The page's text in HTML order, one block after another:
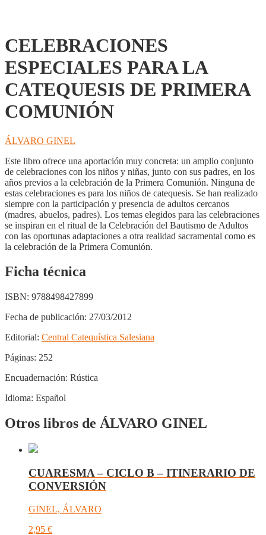
CELEBRACIONES
ESPECIALES PARA LA
CATEQUESIS DE PRIMERA
COMUNIÓN
ÁLVARO GINEL
Este libro ofrece una aportación muy concreta: un amplio conjunto
de celebraciones con los niños y niñas, junto con sus padres, en los
años previos a la celebración de la Primera Comunión. Ninguna de
estas celebraciones es para los niños de catequesis. Se han realizado
siempre con la participación y presencia de adultos cercanos
(madres, abuelos, padres). Los temas elegidos para las celebraciones
se inspiran en el ritual de la Celebración del Bautismo de Adultos
con las oportunas adaptaciones a otra realidad sacramental como es
la celebración de la Primera Comunión.
Ficha técnica
ISBN: 9788498427899
Fecha de publicación: 27/03/2012
Editorial: Central Catequística Salesiana
Páginas: 252
Encuadernación: Rústica
Idioma: Español
Otros libros de ÁLVARO GINEL
CUARESMA – CICLO B – ITINERARIO DE
CONVERSIÓN
GINEL, ÁLVARO
2,95 €